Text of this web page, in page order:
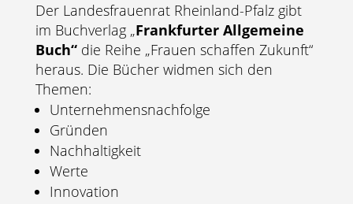
Der Landesfrauenrat Rheinland-Pfalz gibt
im Buchverlag „Frankfurter Allgemeine
Buch“die Reihe „Frauen schaffen Zukunft“
heraus. Die Bücher widmen sich den
Themen:
Unternehmensnachfolge
Gründen
Nachhaltigkeit
Werte
Innovation